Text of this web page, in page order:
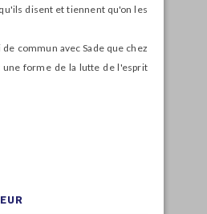
disent et tiennent qu'on les
commun avec Sade que chez
une forme de la lutte de l'esprit